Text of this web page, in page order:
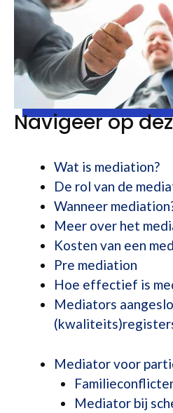
Navigeer op
Wat is mediation?
De rol van de
Wanneer
Meer over het
Kosten van een
Pre mediation
Hoe effectief is
Mediators
Mediator voor
Mediator bij